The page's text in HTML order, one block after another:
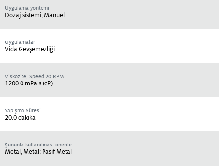
Uygulama yöntemi
Dozaj sistemi, Manuel
Uygulamalar
Vida Gevşemezliği
Viskozite, Speed 20 RPM
1200.0 mPa.s (cP)
Yapışma Süresi
20.0 dakika
Şununla kullanılması önerilir:
Metal, Metal: Pasif Metal